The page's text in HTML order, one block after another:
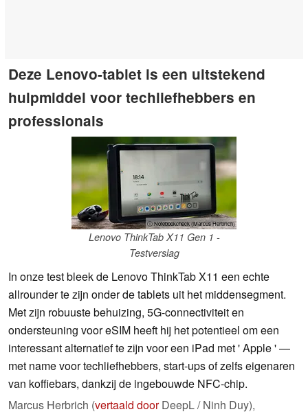
Deze Lenovo-tablet is een uitstekend
hulpmiddel voor techliefhebbers en
professionals
ⓘ Notebookcheck (Marcus Herbrich)
Lenovo ThinkTab X11 Gen 1 -
Testverslag
In onze test bleek de Lenovo ThinkTab X11 een echte
allrounder te zijn onder de tablets uit het middensegment.
Met zijn robuuste behuizing, 5G-connectiviteit en
ondersteuning voor eSIM heeft hij het potentieel om een
interessant alternatief te zijn voor een iPad met ' Apple ' —
met name voor techliefhebbers, start-ups of zelfs eigenaren
van koffiebars, dankzij de ingebouwde NFC-chip.
Marcus Herbrich (vertaald doorDeepL / Ninh Duy),